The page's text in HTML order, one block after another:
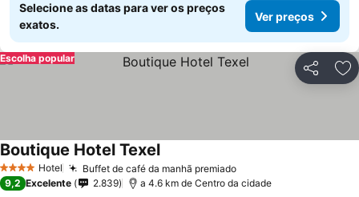
Selecione as datas para ver os preços
exatos.
Ver preços
Partilhar
Escolha popular
4 EstrelasHotel Buffet de café da manhã premiado
Boutique Hotel Texel
9,2 Excelente 2.839 a 4.6 km de Centro da cidade